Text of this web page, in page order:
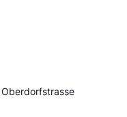
Oberdorfstrasse